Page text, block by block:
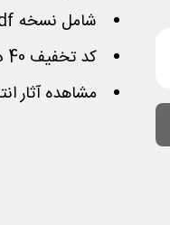
شامل نسخه
کد تخفیف 40 درصدی قابل استفاده برای تمامی کاربران
مشاهده آثار